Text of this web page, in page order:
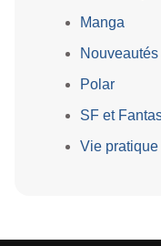
Manga
Nouveautés
Polar
SF et
Vie pratique